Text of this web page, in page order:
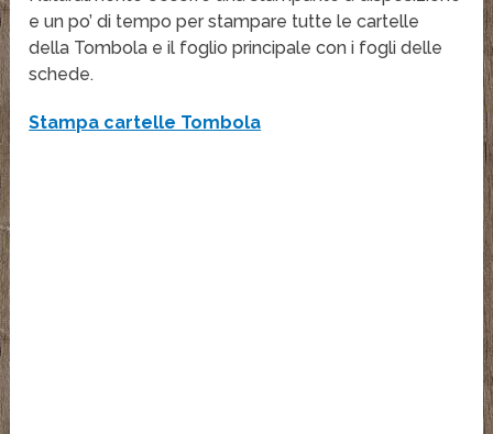
e un po’ di tempo per stampare tutte le cartelle
della Tombola e il foglio principale con i fogli delle
schede.
Stampa cartelle Tombola